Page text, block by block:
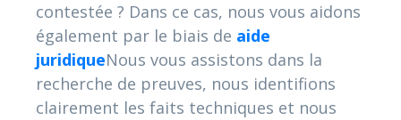
contestée ? Dans ce cas, nous vous aidons
également par le biais de aide
juridiqueNous vous assistons dans la
recherche de preuves, nous identifions
clairement les faits techniques et nous